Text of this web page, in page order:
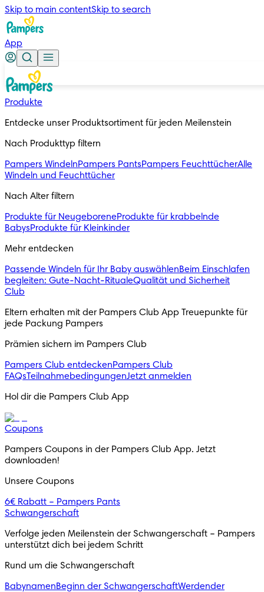
Skip to main contentSkip to search
App
Produkte
Entdecke unser Produktsortiment für jeden Meilenstein
Nach Produkttyp filtern
Pampers WindelnPampers PantsPampers FeuchttücherAlle
Windeln und Feuchttücher
Nach Alter filtern
Produkte für NeugeboreneProdukte für krabbelnde
BabysProdukte für Kleinkinder
Mehr entdecken
Passende Windeln für Ihr Baby auswählenBeim Einschlafen
begleiten: Gute-Nacht-RitualeQualität und Sicherheit
Club
Eltern erhalten mit der Pampers Club App Treuepunkte für
jede Packung Pampers
Prämien sichern im Pampers Club
Pampers Club entdeckenPampers Club
FAQsTeilnahmebedingungenJetzt anmelden
Hol dir die Pampers Club App
Coupons
Pampers Coupons in der Pampers Club App. Jetzt
downloaden!
Unsere Coupons
6€ Rabatt – Pampers Pants
Schwangerschaft
Verfolge jeden Meilenstein der Schwangerschaft – Pampers
unterstützt dich bei jedem Schritt
Rund um die Schwangerschaft
BabynamenBeginn der SchwangerschaftWerdender